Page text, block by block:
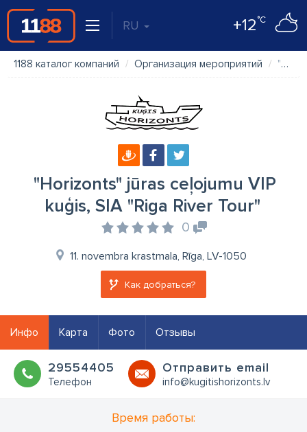
RU +12°C
1188 каталог компаний Организация мероприятий "Horizonts" jūras ceļojumu VIP kuģis, SIA "Riga River Tour"
"Horizonts" jūras ceļojumu VIP
kuģis, SIA "Riga River Tour"
0
11. novembra krastmala, Rīga, LV-1050
Как добраться?
Инфо Карта Фото Отзывы
29554405
Телефон
Oтправить email
info@kugitishorizonts.lv
Время работы: